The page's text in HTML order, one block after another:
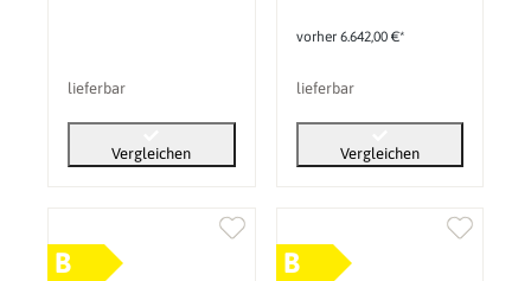
lieferbar
Vergleichen
vorher 6.642,00 €*
lieferbar
Vergleichen
B B